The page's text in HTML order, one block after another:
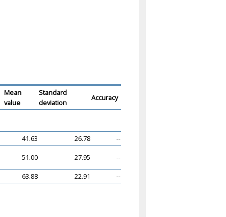
Mean
value
Standard
deviation
Accuracy
41.63 26.78
--
51.00 27.95 --
63.88 22.91 --